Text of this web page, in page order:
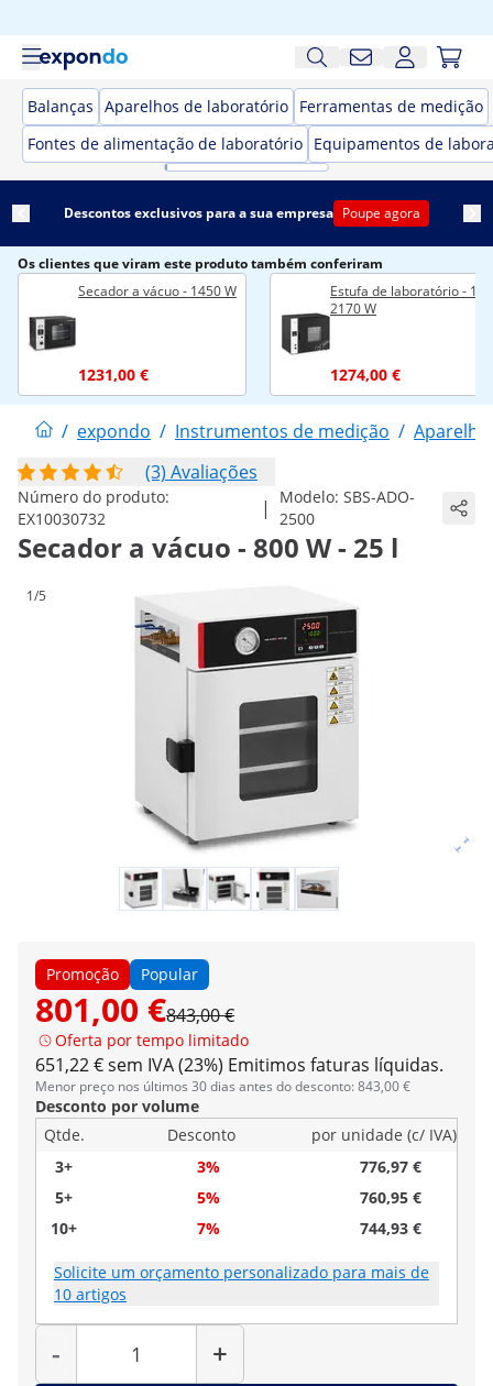
Balanças Aparelhos de laboratório Ferramentas de medição
Fontes de alimentação de laboratório Equipamentos de
Descontos exclusivos para a sua empresa Poupe agora
Os clientes que viram este produto também conferiram
Secador a vácuo - 1450 W
1231,00 €
Estufa de laboratório -
2170 W
1274,00 €
/ expondo / Instrumentos de medição /
(3) Avaliações
Número do produto:
EX10030732
| Modelo: SBS-ADO-
2500
Secador a vácuo - 800 W - 25 l
1/5
Promoção Popular
801,00 €843,00 €
Oferta por tempo limitado
651,22 € sem IVA (23%) Emitimos faturas líquidas.
Menor preço nos últimos 30 dias antes do desconto: 843,00 €
Desconto por volume
Qtde.
Desconto
por unidade (c/ IVA)
3+
3%
776,97 €
5+
5%
760,95 €
10+
7% 744,93 €
Solicite um orçamento personalizado para mais de
10 artigos
-
Quantidade
+